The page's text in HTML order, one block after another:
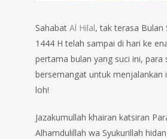
Sahabat Al Hilal, tak terasa Bulan
1444 H telah sampai di hari ke
pertama bulan yang suci ini, para
bersemangat untuk menjalankan
loh!
Jazakumullah khairan katsiran
Alhamdulillah wa Syukurillah